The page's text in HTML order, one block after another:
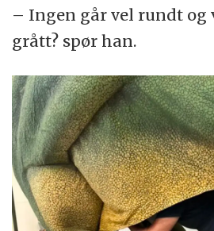
– Ingen går vel rundt og
grått? spør han.